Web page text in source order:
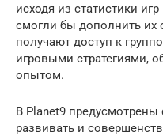
исходя из статистики
смогли бы дополнить
получают доступ к
игровыми стратегиями,
опытом.
В Planet9
развивать и